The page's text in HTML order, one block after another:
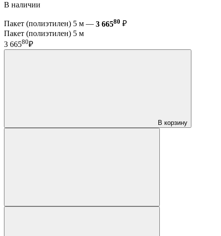
В наличии
Пакет (полиэтилен) 5 м — 3 66580 ₽
Пакет (полиэтилен) 5 м
3 66580₽
В корзину